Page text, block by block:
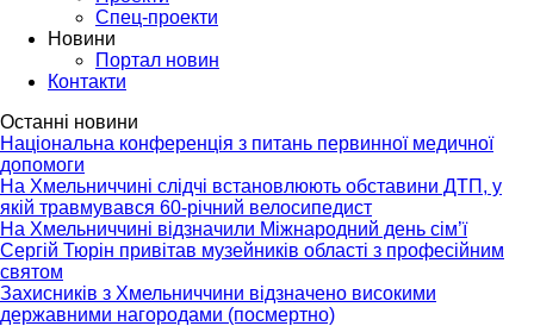
Спец-проекти
Новини
Портал новин
Контакти
Останні новини
Національна конференція з питань первинної медичної
допомоги
На Хмельниччині слідчі встановлюють обставини ДТП, у
якій травмувався 60-річний велосипедист
На Хмельниччині відзначили Міжнародний день сім’ї
Сергій Тюрін привітав музейників області з професійним
святом
Захисників з Хмельниччини відзначено високими
державними нагородами (посмертно)